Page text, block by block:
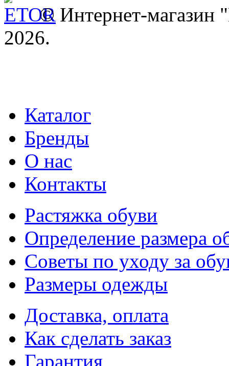
© Интернет-
2026.
Каталог
Бренды
О нас
Контакты
Растяжка обуви
Определение размера
Советы по уходу за
Размеры одежды
Доставка, оплата
Как сделать заказ
Гарантия